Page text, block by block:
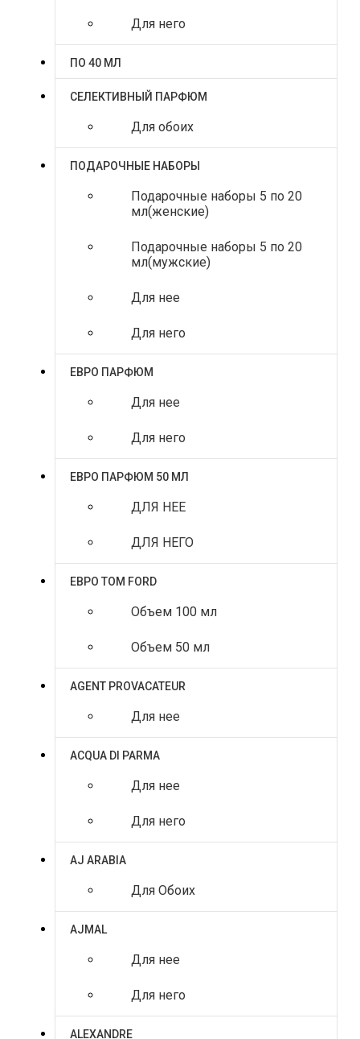
Для него
ПО 40 МЛ
СЕЛЕКТИВНЫЙ ПАРФЮМ
Для обоих
ПОДАРОЧНЫЕ НАБОРЫ
Подарочные наборы 5 по 20
мл(женские)
Подарочные наборы 5 по 20
мл(мужские)
Для нее
Для него
ЕВРО ПАРФЮМ
Для нее
Для него
ЕВРО ПАРФЮМ 50 МЛ
ДЛЯ НЕЕ
ДЛЯ НЕГО
ЕВРО TOM FORD
Объем 100 мл
Объем 50 мл
AGENT PROVACATEUR
Для нее
ACQUA DI PARMA
Для нее
Для него
AJ ARABIA
Для Обоих
AJMAL
Для нее
Для него
ALEXANDRE